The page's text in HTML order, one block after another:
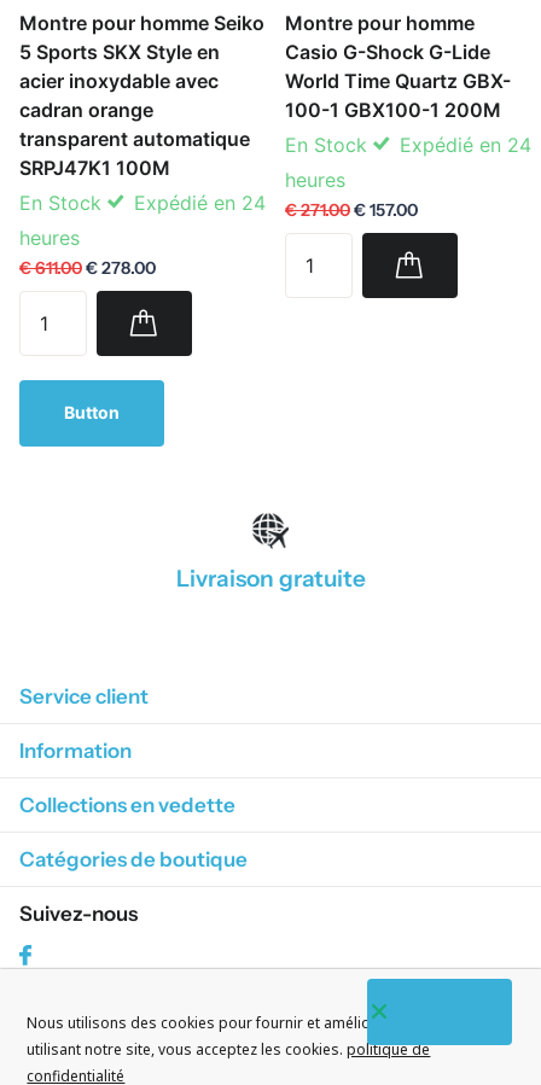
Montre pour homme Seiko
5 Sports SKX Style en
acier inoxydable avec
cadran orange
transparent automatique
SRPJ47K1 100M
En Stock
Expédié en 24
heures
€ 611.00€ 278.00
Montre pour homme
Casio G-Shock G-Lide
World Time Quartz GBX-
100-1 GBX100-1 200M
En Stock
Expédié en 24
heures
€ 271.00€ 157.00
Button
Livraison gratuite
Service client
Information
Collections en vedette
Catégories de boutique
Suivez-nous
S'abonner à nos courriels
Nous utilisons des cookies pour fournir et améliorer nos services. En
utilisant notre site, vous acceptez les cookies. politique de
confidentialité